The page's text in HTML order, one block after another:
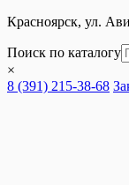
Красноярск, ул.
Поиск по каталогу
×
8 (391) 215-38-68